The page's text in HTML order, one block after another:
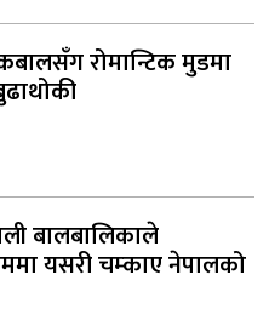
रोमान्टिक मुडमा
बालबालिकाले
यसरी चम्काए नेपालको